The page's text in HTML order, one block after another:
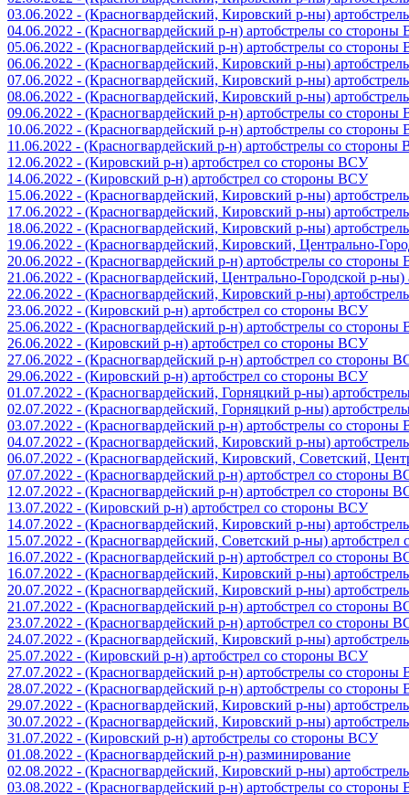
03.06.2022 - (Красногвардейский, Кировский р-ны)
04.06.2022 - (Красногвардейский р-н) артобстрелы со
05.06.2022 - (Красногвардейский р-н) артобстрелы со
06.06.2022 - (Красногвардейский, Кировский р-ны)
07.06.2022 - (Красногвардейский, Кировский р-ны)
08.06.2022 - (Красногвардейский, Кировский р-ны)
09.06.2022 - (Красногвардейский р-н) артобстрелы со
10.06.2022 - (Красногвардейский р-н) артобстрелы со
11.06.2022 - (Красногвардейский р-н) артобстрелы со стороны
12.06.2022 - (Кировский р-н) артобстрел со стороны ВСУ
14.06.2022 - (Кировский р-н) артобстрел со стороны ВСУ
15.06.2022 - (Красногвардейский, Кировский р-ны)
17.06.2022 - (Красногвардейский, Кировский р-ны)
18.06.2022 - (Красногвардейский, Кировский р-ны)
19.06.2022 - (Красногвардейский, Кировский, Центрально-
20.06.2022 - (Красногвардейский р-н) артобстрелы со
21.06.2022 - (Красногвардейский, Центрально-Городской р-
22.06.2022 - (Красногвардейский, Кировский р-ны)
23.06.2022 - (Кировский р-н) артобстрел со стороны ВСУ
25.06.2022 - (Красногвардейский р-н) артобстрелы со
26.06.2022 - (Кировский р-н) артобстрел со стороны ВСУ
27.06.2022 - (Красногвардейский р-н) артобстрел со стороны
29.06.2022 - (Кировский р-н) артобстрел со стороны ВСУ
01.07.2022 - (Красногвардейский, Горняцкий р-ны)
02.07.2022 - (Красногвардейский, Горняцкий р-ны)
03.07.2022 - (Красногвардейский р-н) артобстрелы со
04.07.2022 - (Красногвардейский, Кировский р-ны)
06.07.2022 - (Красногвардейский, Кировский, Советский,
07.07.2022 - (Красногвардейский р-н) артобстрел со стороны
12.07.2022 - (Красногвардейский р-н) артобстрел со стороны
13.07.2022 - (Кировский р-н) артобстрел со стороны ВСУ
14.07.2022 - (Красногвардейский, Кировский р-ны)
15.07.2022 - (Красногвардейский, Советский р-ны)
16.07.2022 - (Красногвардейский р-н) артобстрел со стороны
16.07.2022 - (Красногвардейский, Кировский р-ны)
20.07.2022 - (Красногвардейский, Кировский р-ны)
21.07.2022 - (Красногвардейский р-н) артобстрел со стороны
23.07.2022 - (Красногвардейский р-н) артобстрел со стороны
24.07.2022 - (Красногвардейский, Кировский р-ны)
25.07.2022 - (Кировский р-н) артобстрел со стороны ВСУ
27.07.2022 - (Красногвардейский р-н) артобстрелы со
28.07.2022 - (Красногвардейский р-н) артобстрелы со
29.07.2022 - (Красногвардейский, Кировский р-ны)
30.07.2022 - (Красногвардейский, Кировский р-ны)
31.07.2022 - (Кировский р-н) артобстрелы со стороны ВСУ
01.08.2022 - (Красногвардейский р-н) разминирование
02.08.2022 - (Красногвардейский, Кировский р-ны)
03.08.2022 - (Красногвардейский р-н) артобстрелы со